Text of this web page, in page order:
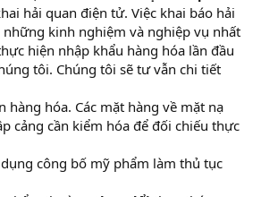
hải quan điện tử. Việc khai báo hải
kinh nghiệm và nghiệp vụ nhất
hiện nhập khẩu hàng hóa lần đầu
tôi. Chúng tôi sẽ tư vẫn chi tiết
hàng hóa. Các mặt hàng về mặt nạ
cảng cần kiểm hóa để đối chiếu thực
công bố mỹ phẩm làm thủ tục